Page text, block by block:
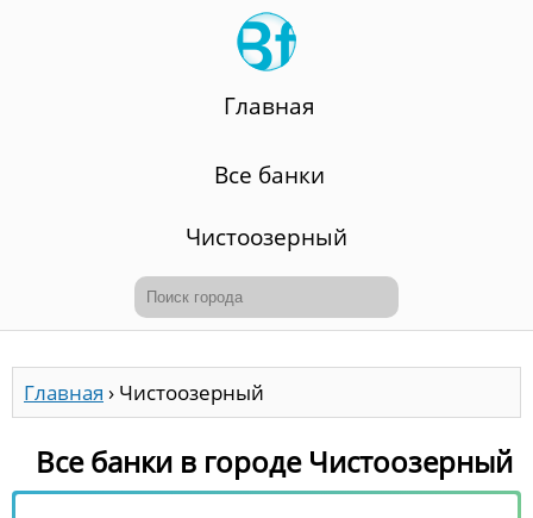
Главная
Все банки
Чистоозерный
Главная › Чистоозерный
Все банки в городе Чистоозерный